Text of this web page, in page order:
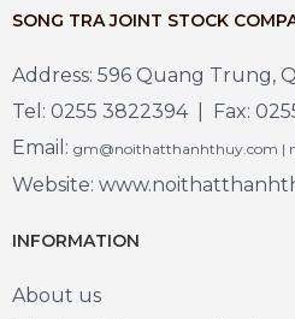
SONG TRA JOINT STOCK
Address: 596 Quang Trung,
Tel: 0255 3822394 | Fax:
Email: gm@noithatthanhthuy.com |
Website:
INFORMATION
About us